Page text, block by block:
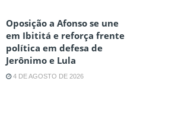
Oposição a Afonso se une
em Ibititá e reforça frente
política em defesa de
Jerônimo e Lula
4 DE AGOSTO DE 2026